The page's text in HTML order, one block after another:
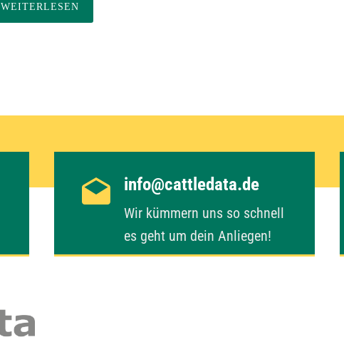
WEITERLESEN
info@cattledata.de
Wir kümmern uns so schnell
es geht um dein Anliegen!